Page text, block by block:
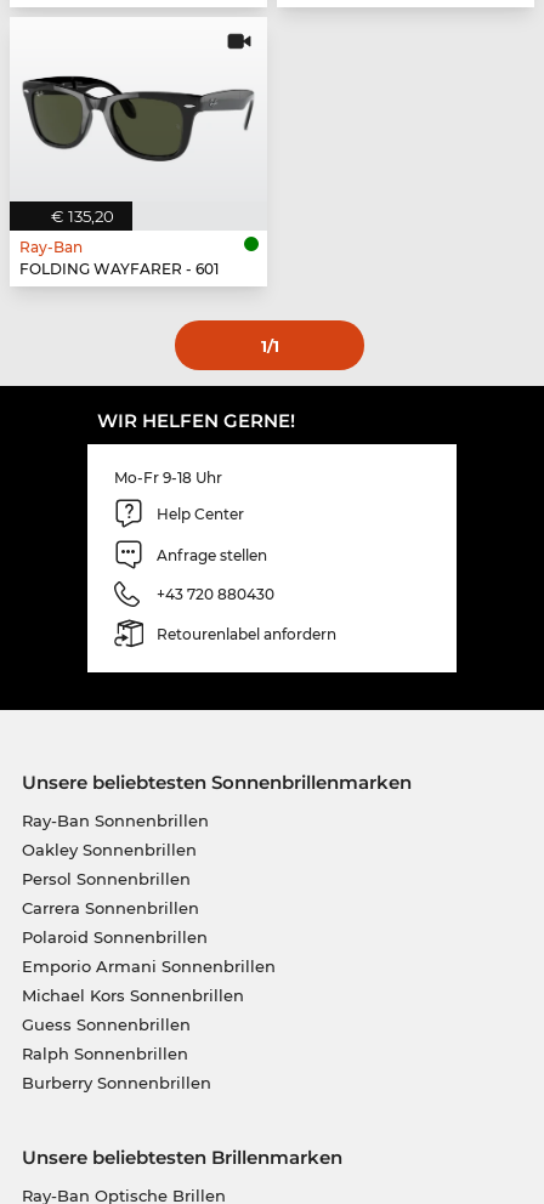
€ 135,20
Ray-Ban
FOLDING WAYFARER - 601
1/1
WIR HELFEN GERNE!
Mo-Fr 9-18 Uhr
Help Center
Anfrage stellen
+43 720 880430
Retourenlabel anfordern
Unsere beliebtesten Sonnenbrillenmarken
Ray-Ban Sonnenbrillen
Oakley Sonnenbrillen
Persol Sonnenbrillen
Carrera Sonnenbrillen
Polaroid Sonnenbrillen
Emporio Armani Sonnenbrillen
Michael Kors Sonnenbrillen
Guess Sonnenbrillen
Ralph Sonnenbrillen
Burberry Sonnenbrillen
Unsere beliebtesten Brillenmarken
Ray-Ban Optische Brillen